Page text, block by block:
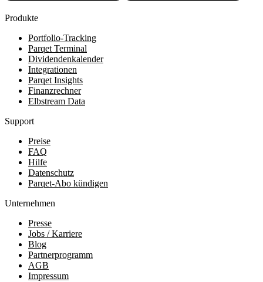
Produkte
Portfolio-Tracking
Parqet Terminal
Dividendenkalender
Integrationen
Parqet Insights
Finanzrechner
Elbstream Data
Support
Preise
FAQ
Hilfe
Datenschutz
Parqet-Abo kündigen
Unternehmen
Presse
Jobs / Karriere
Blog
Partnerprogramm
AGB
Impressum